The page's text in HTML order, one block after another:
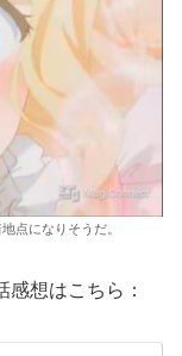
点になりそうだ。
想はこちら：